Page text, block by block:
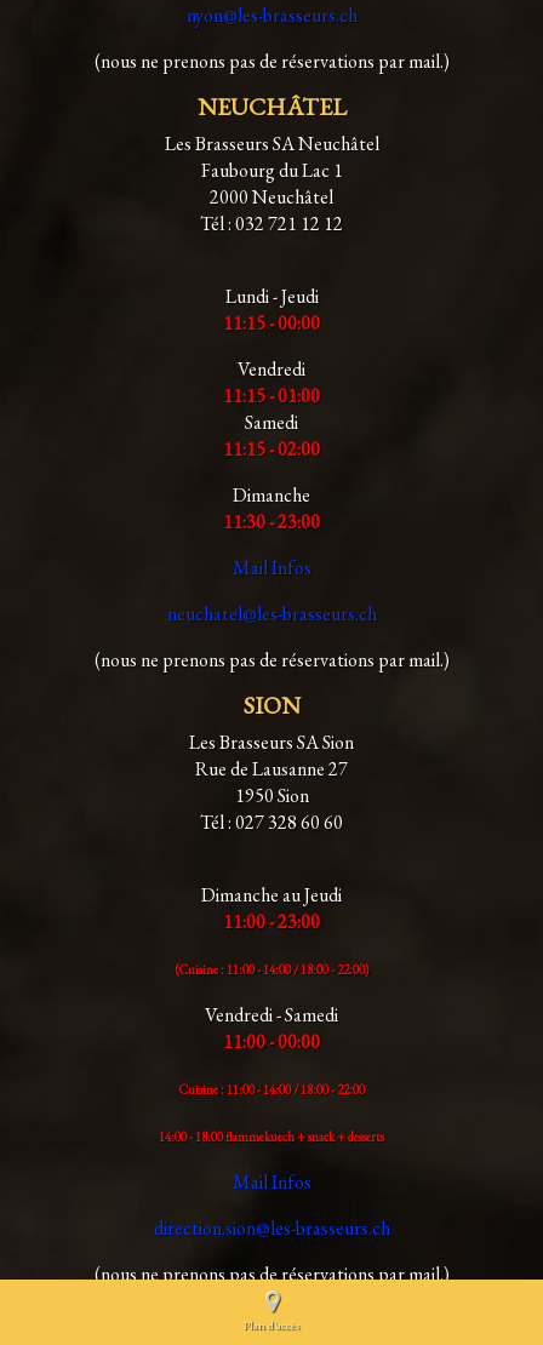
Plan d'accès
nyon@les-brasseurs.ch
(nous ne prenons pas de réservations par mail.)
NEUCHÂTEL
Les Brasseurs SA Neuchâtel
Faubourg du Lac 1
2000 Neuchâtel
Tél : 032 721 12 12
Lundi - Jeudi
11:15 - 00:00
Vendredi
11:15 - 01:00
Samedi
11:15 - 02:00
Dimanche
11:30 - 23:00
Mail Infos
neuchatel@les-brasseurs.ch
(nous ne prenons pas de réservations par mail.)
SION
Les Brasseurs SA Sion
Rue de Lausanne 27
1950 Sion
Tél : 027 328 60 60
Dimanche au Jeudi
11:00 - 23:00
(Cuisine : 11:00 - 14:00 /18:00 - 22:00)
Vendredi - Samedi
11:00 - 00:00
Cuisine : 11:00 - 14:00 /18:00 - 22:00
14:00 - 18:00 flammekuech + snack + desserts
Mail Infos
direction.sion@les-brasseurs.ch
(nous ne prenons pas de réservations par mail.)